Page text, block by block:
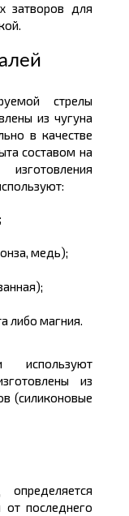
затворов для
стрелы
из чугуна
в качестве
составом на
медь);
либо магния.
используют
из
(силиконовые
от последнего